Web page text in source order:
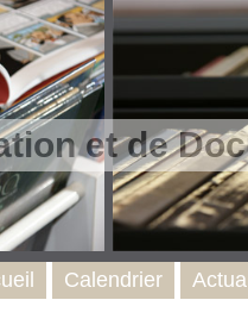
et de
Calendrier